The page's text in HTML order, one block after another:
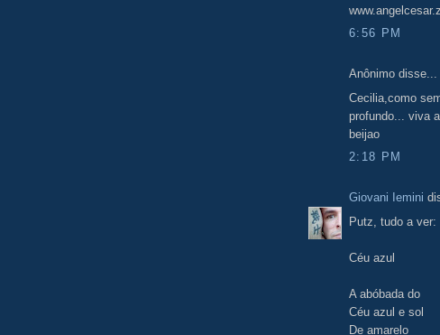
6:56 PM
Anônimo disse...
Cecilia,como
profundo... viva
beijao
2:18 PM
Giovani Iemini
Putz, tudo a ver:
Céu azul
A abóbada do
Céu azul e sol
De amarelo